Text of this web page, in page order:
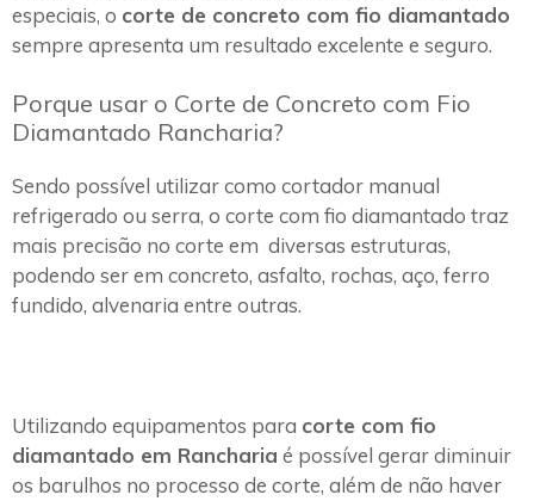
especiais, o corte de concreto com fio diamantado
sempre apresenta um resultado excelente e seguro.
Porque usar o Corte de Concreto com Fio
Diamantado Rancharia?
Sendo possível utilizar como cortador manual
refrigerado ou serra, o corte com fio diamantado traz
mais precisão no corte em diversas estruturas,
podendo ser em concreto, asfalto, rochas, aço, ferro
fundido, alvenaria entre outras.
Utilizando equipamentos para corte com fio
diamantado em Rancharia é possível gerar diminuir
os barulhos no processo de corte, além de não haver